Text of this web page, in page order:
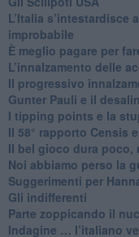
L’Italia s’intestardisce
improbabile
È meglio pagare per
​L’innalzamento delle
​Il progressivo
​Gunter Pauli e il
I tipping points e la
​Il 58° rapporto Censis
​Il bel gioco dura poco,
Noi abbiamo perso la
Suggerimenti per
​Gli indifferenti
Parte zoppicando il
​Indagine … l’italiano